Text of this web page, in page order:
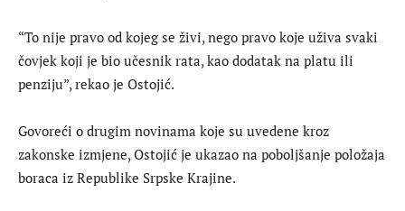
“To nije pravo od kojeg se živi, nego pravo koje uživa svaki
čovjek koji je bio učesnik rata, kao dodatak na platu ili
penziju”, rekao je Ostojić.
Govoreći o drugim novinama koje su uvedene kroz
zakonske izmjene, Ostojić je ukazao na poboljšanje položaja
boraca iz Republike Srpske Krajine.